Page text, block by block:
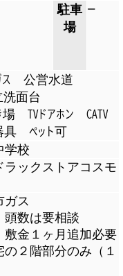
駐車
場
ー
公営水道
面台
場 TVドアホン
CATV
具 ペット可
学校
ックストアコスモ
ガス
頭数は要相談
敷金１ヶ月追加必要
の２階部分のみ（１